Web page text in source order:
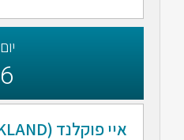
יום
6
איי פוקלנד (FALKLAND)